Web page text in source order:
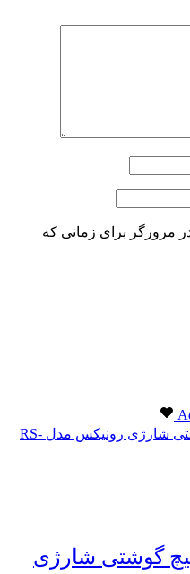
مرورگر برای زمانی که
عددی پیچ گوشتی شارژی